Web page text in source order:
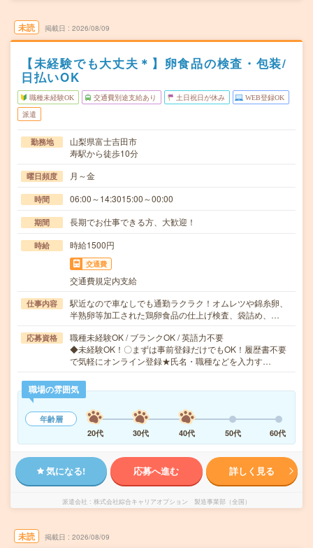
未読 掲載日 2026/08/09
【未経験でも大丈夫＊】卵食品の検査・包装/
日払いOK
職種未経験OK 交通費別途支給あり 土日祝日が休み WEB登録OK
派遣
勤務地
山梨県富士吉田市
寿駅から徒歩10分
曜日頻度 月～金
時間 06:00～14:3015:00～00:00
期間 長期でお仕事できる方、大歓迎！
時給 時給1500円
交通費
交通費規定内支給
仕事内容
駅近なので車なしでも通勤ラクラク！オムレツや錦糸卵、
半熟卵等加工された鶏卵食品の仕上げ検査、袋詰め、…
応募資格
職種未経験OK / ブランクOK / 英語力不要
◆未経験OK！〇まずは事前登録だけでもOK！履歴書不要
で気軽にオンライン登録★氏名・職種などを入力す…
職場の雰囲気
年齢層
20代
30代 40代 50代 60代
気になる! 応募へ進む 詳しく見る
派遣会社 株式会社綜合キャリアオプション 製造事業部（全国）
未読 掲載日 2026/08/09